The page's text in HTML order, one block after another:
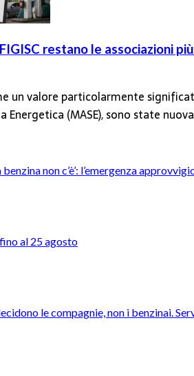
FIGISC restano le associazioni
un valore particolarmente
(MASE), sono state
benzina non c’è’: l’emergenza
al 25 agosto
le compagnie, non i benzinai.